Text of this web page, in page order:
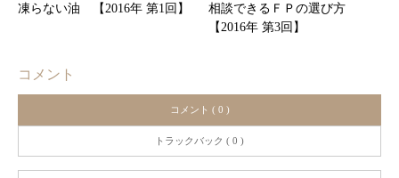
凍らない油 【2016年 第1回】
相談できるＦＰの選び方
【2016年 第3回】
コメント
コメント ( 0 )
トラックバック ( 0 )